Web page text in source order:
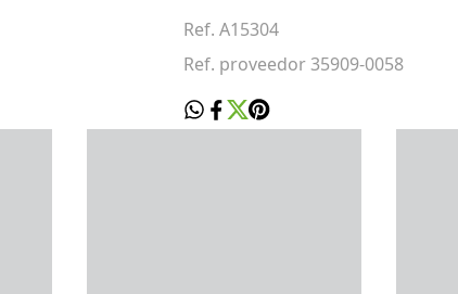
Ref. A15304
Ref. proveedor 35909-0058